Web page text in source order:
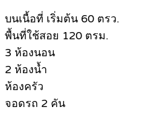
บนเนื้อที่ เริ่มต้น 60 ตรว.
พื้นที่ใช้สอย 120 ตรม.
3 ห้องนอน
2 ห้องน้ำ
ห้องครัว
จอดรถ 2 คัน